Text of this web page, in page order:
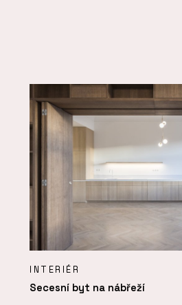
INTERIÉR
Secesní byt na nábřeží